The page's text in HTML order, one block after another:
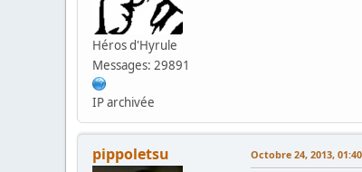
Héros d'Hyrule
Messages: 29891
IP archivée
pippoletsu Octobre 24, 2013,